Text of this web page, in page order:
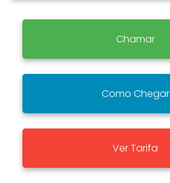
Chamar
Como Chegar
Ver Tarifa